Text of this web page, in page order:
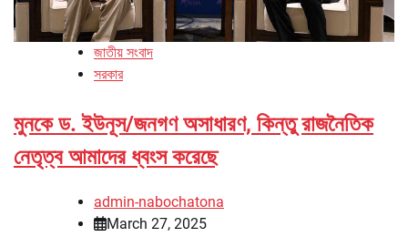
জাতীয় সংবাদ
সরকার
মুনকে ড. ইউনূস/জনগণ অসাধারণ, কিন্তু রাজনৈতিক
নেতৃত্ব আমাদের ধ্বংস করেছে
admin-nabochatona
March 27, 2025